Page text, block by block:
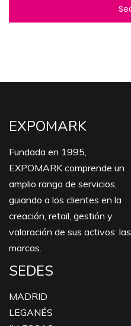
EXPOMARK
Fundada en 1995,
EXPOMARK comprende un
amplio rango de servicios,
guiando a los clientes en la
creación, retail, gestión y
valoración de sus activos: las
marcas.
SEDES
MADRID
LEGANÉS